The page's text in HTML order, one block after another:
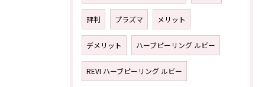
評判 プラズマ メリット
デメリット ハーブピーリング ルビー
REVI ハーブピーリング ルビー